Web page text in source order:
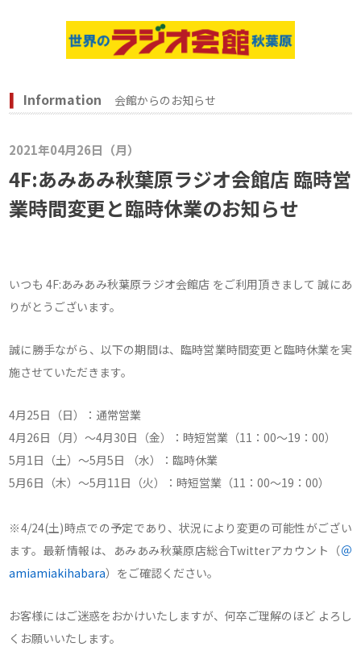
Information 会館からのお知らせ
2021年04月26日（月）
4F:あみあみ秋葉原ラジオ会館店 臨時営
業時間変更と臨時休業のお知らせ
いつも 4F:あみあみ秋葉原ラジオ会館店 をご利用頂きまして 誠にあ
りがとうございます。
誠に勝手ながら、以下の期間は、臨時営業時間変更と臨時休業を実
施させていただきます。
4月25日（日）：通常営業
4月26日（月）～4月30日（金）：時短営業（11：00～19：00）
5月1日（土）～5月5日 （水）：臨時休業
5月6日（木）～5月11日（火）：時短営業（11：00～19：00）
※4/24(土)時点での予定であり、状況により変更の可能性がござい
ます。最新情報は、あみあみ秋葉原店総合Twitterアカウント（＠
amiamiakihabara）をご確認ください。
お客様にはご迷惑をおかけいたしますが、何卒ご理解のほど よろし
くお願いいたします。